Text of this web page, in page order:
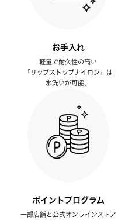
お手入れ
軽量で耐久性の高い
「リップストップナイロン」は
水洗いが可能。
ポイントプログラム
一部店舗と公式オンラインストア